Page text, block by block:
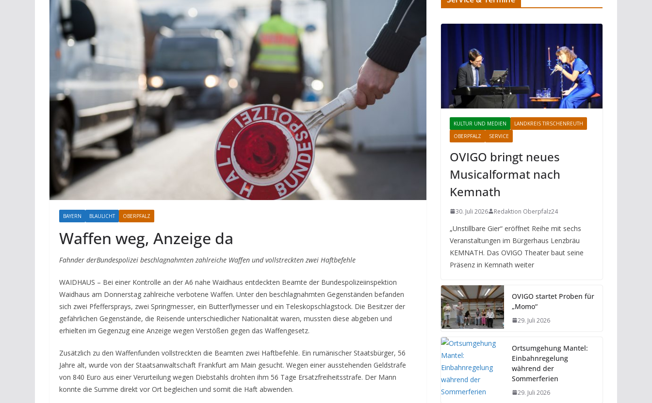
BAYERN BLAULICHT OBERPFALZ
Waffen weg, Anzeige da
Fahnder derBundespolizei beschlagnahmten zahlreiche Waffen und vollstreckten zwei Haftbefehle
WAIDHAUS – Bei einer Kontrolle an der A6 nahe Waidhaus entdeckten Beamte der Bundespolizeiinspektion
Waidhaus am Donnerstag zahlreiche verbotene Waffen. Unter den beschlagnahmten Gegenständen befanden
sich zwei Pfeffersprays, zwei Springmesser, ein Butterflymesser und ein Teleskopschlagstock. Die Besitzer der
gefährlichen Gegenstände, die Reisende unterschiedlicher Nationalität waren, mussten diese abgeben und
erhielten im Gegenzug eine Anzeige wegen Verstößen gegen das Waffengesetz.
Zusätzlich zu den Waffenfunden vollstreckten die Beamten zwei Haftbefehle. Ein rumänischer Staatsbürger, 56
Jahre alt, wurde von der Staatsanwaltschaft Frankfurt am Main gesucht. Wegen einer ausstehenden Geldstrafe
von 840 Euro aus einer Verurteilung wegen Diebstahls drohten ihm 56 Tage Ersatzfreiheitsstrafe. Der Mann
konnte die Summe direkt vor Ort begleichen und somit die Haft abwenden.
KULTUR UND MEDIEN
LANDKREIS TIRSCHENREUTH
OBERPFALZ
SERVICE
OVIGO bringt neues
Musicalformat nach
Kemnath
30. Juli 2026 Redaktion Oberpfalz24
„Unstillbare Gier“ eröffnet Reihe mit sechs
Veranstaltungen im Bürgerhaus Lenzbräu
KEMNATH. Das OVIGO Theater baut seine
Präsenz in Kemnath weiter
OVIGO startet Proben für
„Momo“
29. Juli 2026
Ortsumgehung Mantel:
Einbahnregelung
während der
Sommerferien
29. Juli 2026